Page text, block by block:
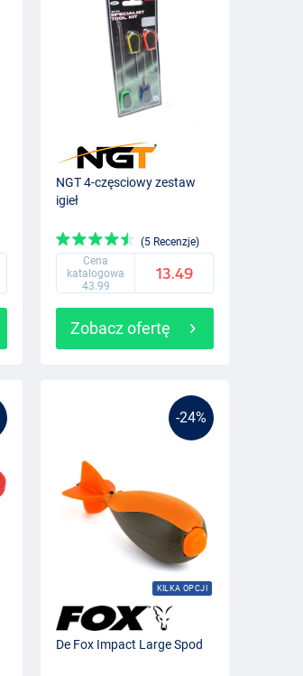
NGT 4-częsciowy zestaw
igieł
(5 Recenzje)
Cena
katalogowa
43.99
13.49
Zobacz ofertę
-24%
KILKA OPCJI
De Fox Impact Large Spod